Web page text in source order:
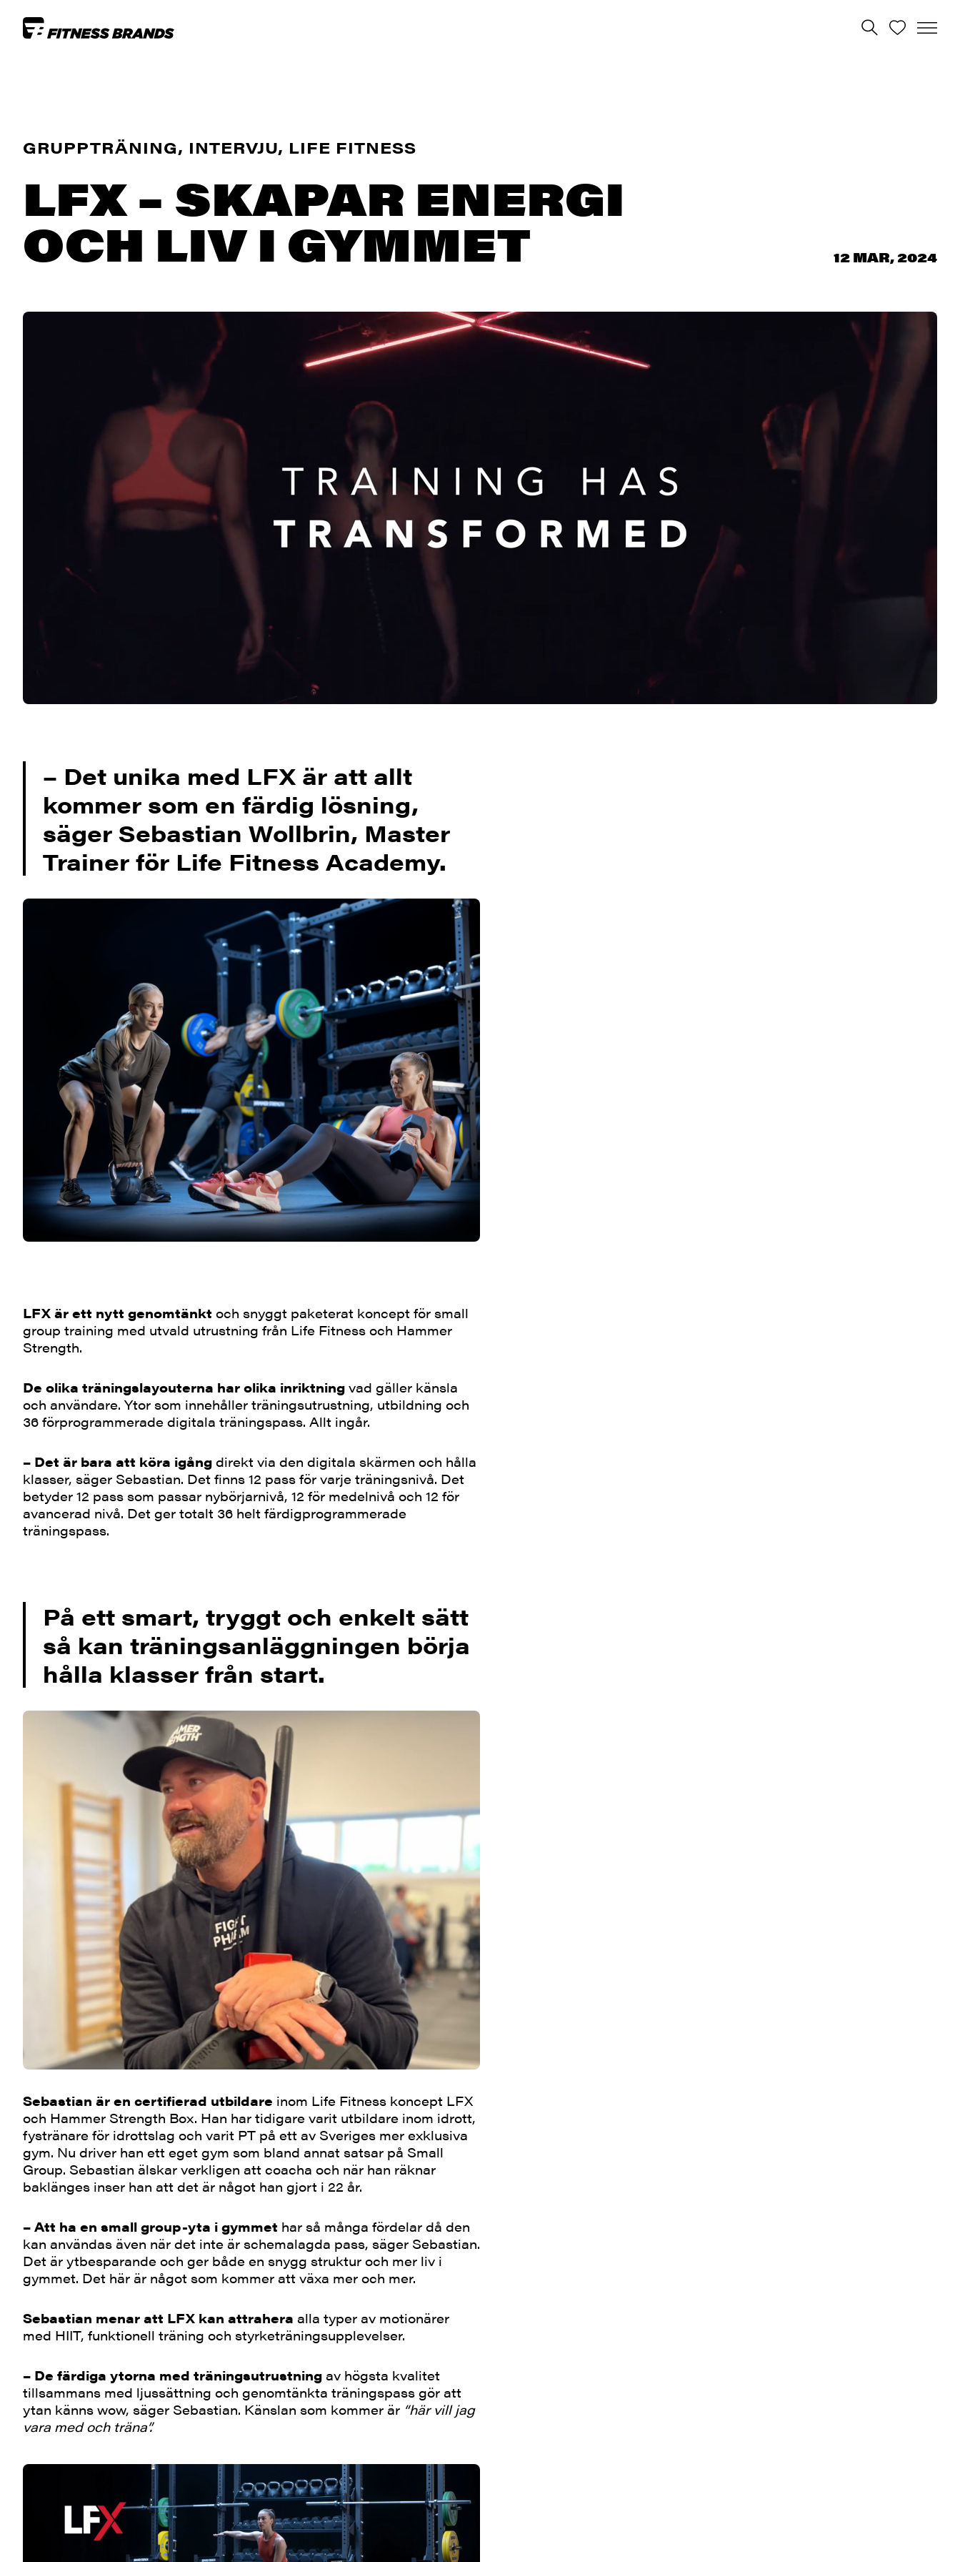
12 MAR, 2024
GRUPPTRÄNING, INTERVJU, LIFE FITNESS
LFX – SKAPAR ENERGI
OCH LIV I GYMMET
– Det unika med LFX är att allt
kommer som en färdig lösning,
säger Sebastian Wollbrin, Master
Trainer för Life Fitness Academy.
LFX är ett nytt genomtänkt och snyggt paketerat koncept för small
group training med utvald utrustning från Life Fitness och Hammer
Strength.
De olika träningslayouterna har olika inriktning vad gäller känsla
och användare. Ytor som innehåller träningsutrustning, utbildning och
36 förprogrammerade digitala träningspass. Allt ingår.
– Det är bara att köra igång direkt via den digitala skärmen och hålla
klasser, säger Sebastian. Det finns 12 pass för varje träningsnivå. Det
betyder 12 pass som passar nybörjarnivå, 12 för medelnivå och 12 för
avancerad nivå. Det ger totalt 36 helt färdigprogrammerade
träningspass.
På ett smart, tryggt och enkelt sätt
så kan träningsanläggningen börja
hålla klasser från start.
Sebastian är en certifierad utbildare inom Life Fitness koncept LFX
och Hammer Strength Box. Han har tidigare varit utbildare inom idrott,
fystränare för idrottslag och varit PT på ett av Sveriges mer exklusiva
gym. Nu driver han ett eget gym som bland annat satsar på Small
Group. Sebastian älskar verkligen att coacha och när han räknar
baklänges inser han att det är något han gjort i 22 år.
– Att ha en small group-yta i gymmet har så många fördelar då den
kan användas även när det inte är schemalagda pass, säger Sebastian.
Det är ytbesparande och ger både en snygg struktur och mer liv i
gymmet. Det här är något som kommer att växa mer och mer.
Sebastian menar att LFX kan attrahera alla typer av motionärer
med HIIT, funktionell träning och styrketräningsupplevelser.
– De färdiga ytorna med träningsutrustning av högsta kvalitet
tillsammans med ljussättning och genomtänkta träningspass gör att
ytan känns wow, säger Sebastian. Känslan som kommer är “här vill jag
vara med och träna”.